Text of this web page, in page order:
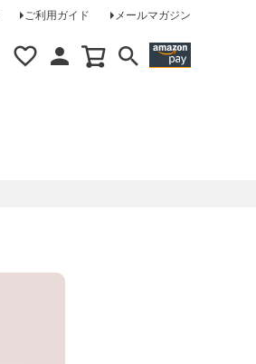
ご利用ガイド メールマガジン